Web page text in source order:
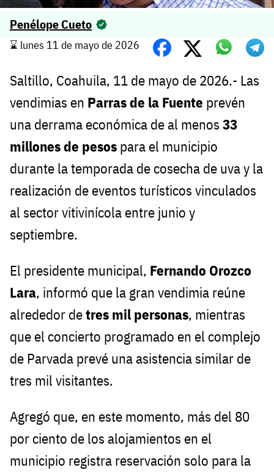
Penélope Cueto
⌛️ lunes 11 de mayo de 2026
Saltillo, Coahuila, 11 de mayo de 2026.- Las
vendimias en Parras de la Fuente prevén
una derrama económica de al menos 33
millones de pesos para el municipio
durante la temporada de cosecha de uva y la
realización de eventos turísticos vinculados
al sector vitivinícola entre junio y
septiembre.
El presidente municipal, Fernando Orozco
Lara, informó que la gran vendimia reúne
alrededor detres mil personas, mientras
que el concierto programado en el complejo
de Parvada prevé una asistencia similar de
tres mil visitantes.
Agregó que, en este momento, más del 80
por ciento de los alojamientos en el
municipio registra reservación solo para la